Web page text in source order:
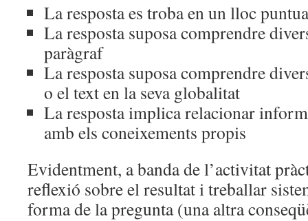
La resposta es troba en un lloc
La resposta suposa comprendre
paràgraf
La resposta suposa comprendre
o el text en la seva globalitat
La resposta implica relacionar
amb els coneixements propis
Evidentment, a banda de l’activitat
reflexió sobre el resultat i treballar
forma de la pregunta (una altra